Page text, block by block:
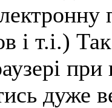
і т.і.)